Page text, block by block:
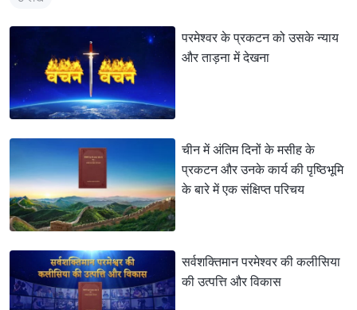
परमेश्वर के प्रकटन को उसके न्याय
और ताड़ना में देखना
चीन में अंतिम दिनों के मसीह के
प्रकटन और उनके कार्य की पृष्ठिभूमि
के बारे में एक संक्षिप्त परिचय
सर्वशक्तिमान परमेश्वर की कलीसिया
की उत्पत्ति और विकास